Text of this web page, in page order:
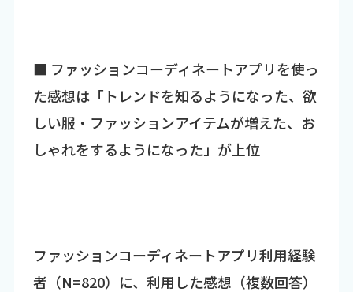
■ ファッションコーディネートアプリを使っ
た感想は「トレンドを知るようになった、欲
しい服・ファッションアイテムが増えた、お
しゃれをするようになった」が上位
ファッションコーディネートアプリ利用経験
者（N=820）に、利用した感想（複数回答）